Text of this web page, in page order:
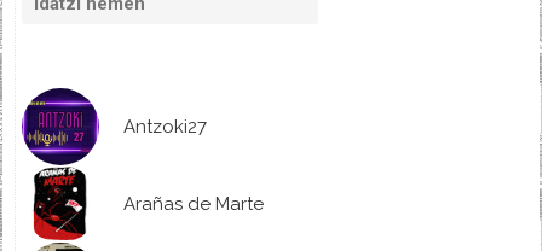
Antzoki27
Arañas de Marte